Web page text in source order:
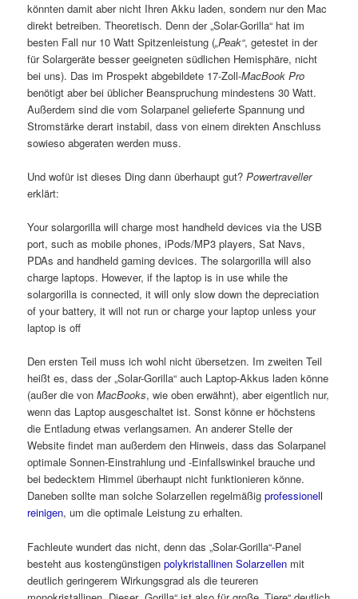
könnten damit aber nicht Ihren Akku laden, sondern nur den Mac
direkt betreiben. Theoretisch. Denn der „Solar-Gorilla“ hat im
besten Fall nur 10 Watt Spitzenleistung („Peak“, getestet in der
für Solargeräte besser geeigneten südlichen Hemisphäre, nicht
bei uns). Das im Prospekt abgebildete 17-Zoll-MacBook Pro
benötigt aber bei üblicher Beanspruchung mindestens 30 Watt.
Außerdem sind die vom Solarpanel gelieferte Spannung und
Stromstärke derart instabil, dass von einem direkten Anschluss
sowieso abgeraten werden muss.
Und wofür ist dieses Ding dann überhaupt gut?Powertraveller
erklärt:
Your solargorilla will charge most handheld devices via the USB
port, such as mobile phones, iPods/MP3 players, Sat Navs,
PDAs and handheld gaming devices. The solargorilla will also
charge laptops. However, if the laptop is in use while the
solargorilla is connected, it will only slow down the depreciation
of your battery, it will not run or charge your laptop unless your
laptop is off
Den ersten Teil muss ich wohl nicht übersetzen. Im zweiten Teil
heißt es, dass der „Solar-Gorilla“ auch Laptop-Akkus laden könne
(außer die vonMacBooks, wie oben erwähnt), aber eigentlich nur,
wenn das Laptop ausgeschaltet ist. Sonst könne er höchstens
die Entladung etwas verlangsamen. An anderer Stelle der
Website findet man außerdem den Hinweis, dass das Solarpanel
optimale Sonnen-Einstrahlung und -Einfallswinkel brauche und
bei bedecktem Himmel überhaupt nicht funktionieren könne.
Daneben sollte man solche Solarzellen regelmäßigprofessionell
reinigen, um die optimale Leistung zu erhalten.
Fachleute wundert das nicht, denn das „Solar-Gorilla“-Panel
besteht aus kostengünstigenpolykristallinen Solarzellen mit
deutlich geringerem Wirkungsgrad als die teureren